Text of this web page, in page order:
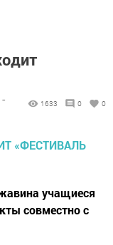
1633 0 0
учащиеся
совместно с